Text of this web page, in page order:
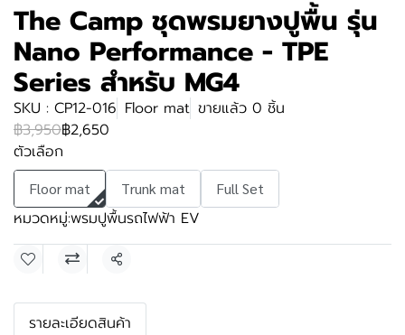
The Camp ชุดพรมยางปูพื้น รุ่น
Nano Performance - TPE
Series สำหรับ MG4
SKU : CP12-016 Floor mat ขายแล้ว 0 ชิ้น
฿3,950฿2,650
ตัวเลือก
Floor mat Trunk mat Full Set
หมวดหมู่:พรมปูพื้นรถไฟฟ้า EV
แชร์
รายละเอียดสินค้า